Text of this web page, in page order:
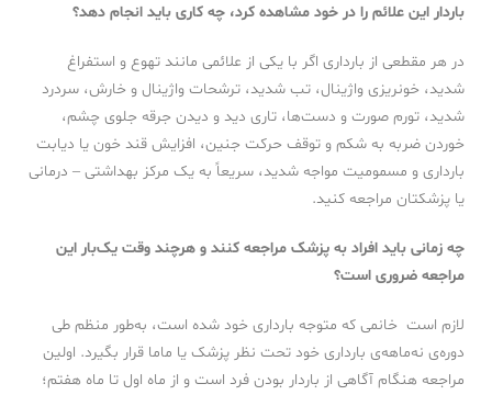
باردار این علائم را در خود مشاهده کرد، چه کاری باید انجام دهد؟
در هر مقطعی از بارداری اگر با یکی از علائمی مانند تهوع و استفراغ
شدید، خونریزی واژینال، تب شدید، ترشحات واژینال و خارش، سردرد
شدید، تورم صورت و دست‌ها، تاری دید و دیدن جرقه جلوی چشم،
خوردن ضربه به شکم و توقف حرکت جنین، افزایش قند خون یا دیابت
بارداری و مسمومیت مواجه شدید، سریعاً به یک مرکز بهداشتی – درمانی
یا پزشکتان مراجعه کنید.
چه زمانی باید افراد به پزشک مراجعه کنند و هرچند وقت یک‌بار این
مراجعه ضروری است؟
لازم است خانمی که متوجه بارداری خود شده است، به‌طور منظم طی
دوره‌ی نه‌ماهه‌ی بارداری خود تحت نظر پزشک یا ماما قرار بگیرد. اولین
مراجعه هنگام آگاهی از باردار بودن فرد است و از ماه اول تا ماه هفتم؛